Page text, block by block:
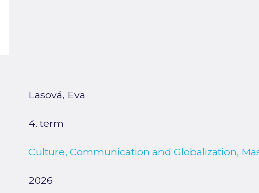
Lasová, Eva
4. term
Culture, Communication and Globalization,
2026